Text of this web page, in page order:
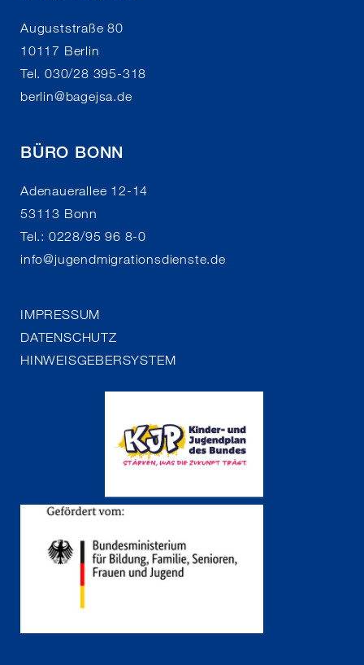
Auguststraße 80
10117 Berlin
Tel. 030/28 395-318
berlin@bagejsa.de
BÜRO BONN
Adenauerallee 12-14
53113 Bonn
Tel.: 0228/95 96 8-0
info@jugendmigrationsdienste.de
IMPRESSUM
DATENSCHUTZ
HINWEISGEBERSYSTEM